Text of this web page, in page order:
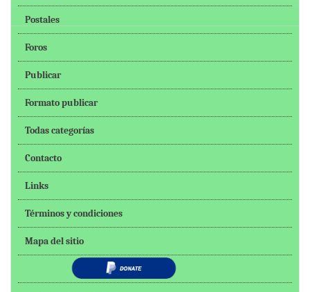
Postales
Foros
Publicar
Formato publicar
Todas categorías
Contacto
Links
Términos y condiciones
Mapa del sitio